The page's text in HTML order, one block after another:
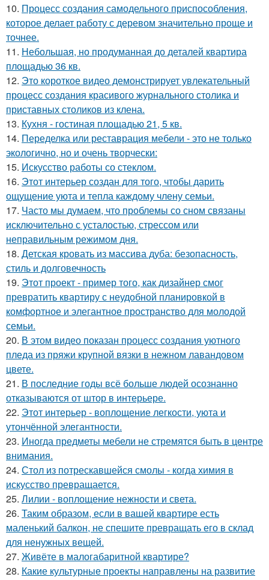
10. Процесс создания самодельного приспособления,
которое делает работу с деревом значительно проще и
точнее.
11. Небольшая, но продуманная до деталей квартира
площадью 36 кв.
12. Это короткое видео демонстрирует увлекательный
процесс создания красивого журнального столика и
приставных столиков из клена.
13. Кухня - гостиная площадью 21, 5 кв.
14. Переделка или реставрация мебели - это не только
экологично, но и очень творчески:
15. Искусство работы со стеклом.
16. Этот интерьер создан для того, чтобы дарить
ощущение уюта и тепла каждому члену семьи.
17. Часто мы думаем, что проблемы со сном связаны
исключительно с усталостью, стрессом или
неправильным режимом дня.
18. Детская кровать из массива дуба: безопасность,
стиль и долговечность
19. Этот проект - пример того, как дизайнер смог
превратить квартиру с неудобной планировкой в
комфортное и элегантное пространство для молодой
семьи.
20. В этом видео показан процесс создания уютного
пледа из пряжи крупной вязки в нежном лавандовом
цвете.
21. В последние годы всё больше людей осознанно
отказываются от штор в интерьере.
22. Этот интерьер - воплощение легкости, уюта и
утончённой элегантности.
23. Иногда предметы мебели не стремятся быть в центре
внимания.
24. Стол из потрескавшейся смолы - когда химия в
искусство превращается.
25. Лилии - воплощение нежности и света.
26. Таким образом, если в вашей квартире есть
маленький балкон, не спешите превращать его в склад
для ненужных вещей.
27. Живёте в малогабаритной квартире?
28. Какие культурные проекты направлены на развитие